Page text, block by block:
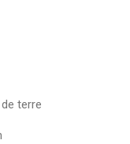
terre